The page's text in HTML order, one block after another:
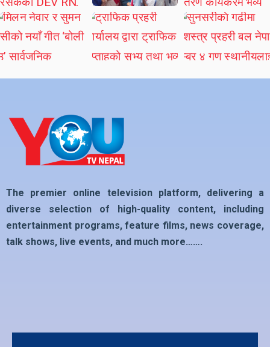
The premier online television platform, delivering a
diverse selection of high-quality content, including
entertainment programs, feature films, news coverage,
talk shows, live events, and much more…….